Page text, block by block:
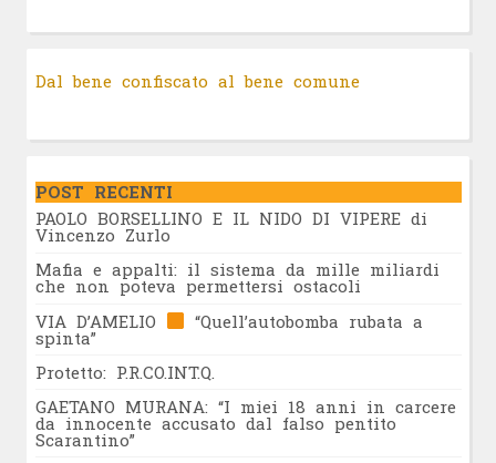
Dal bene confiscato al bene comune
POST RECENTI
PAOLO BORSELLINO E IL NIDO DI VIPERE di
Vincenzo Zurlo
Mafia e appalti: il sistema da mille miliardi
che non poteva permettersi ostacoli
VIA D’AMELIO
“Quell’autobomba rubata a
spinta”
Protetto: P.R.CO.INT.Q.
GAETANO MURANA: “I miei 18 anni in carcere
da innocente accusato dal falso pentito
Scarantino”